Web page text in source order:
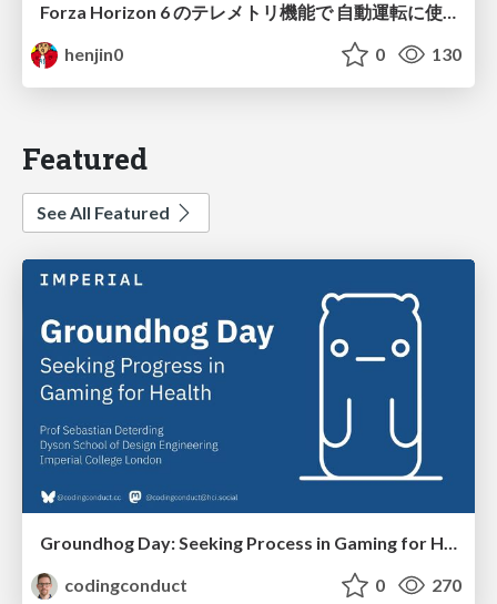
Forza Horizon 6 のテレメトリ機能で 自動運転に使えそうな学習データを集める話
henjin0
0 130
Featured
See All Featured
Groundhog Day: Seeking Process in Gaming for Health
codingconduct
0 270